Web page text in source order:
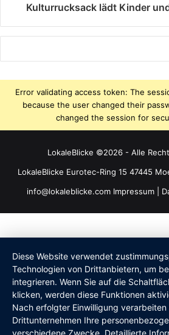
Kulturrucksack lädt Kinder
Error validating access token: The
because the user changed their
changed the session for
LokaleBlicke ©2026 - Alle
LokaleBlicke Eurotec-Ring 15 47445
info@lokaleblicke.com Impressum
Diese Website verwendet
Technologien von Drittanbietern, um
integrieren. Wenn Sie auf die
klicken, werden diese Funktionen
Nach erfolgter Einwilligung
Drittunternehmen Ihre
verschiedene Zwecke. Detaillierte